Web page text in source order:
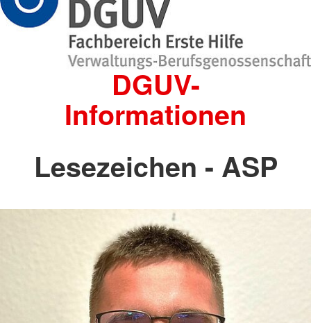
DGUV-
Informationen
Lesezeichen - ASP